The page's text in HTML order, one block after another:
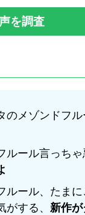
を調査
のメゾンドフ
ルール言っち
ルール、たま
がする、 新作